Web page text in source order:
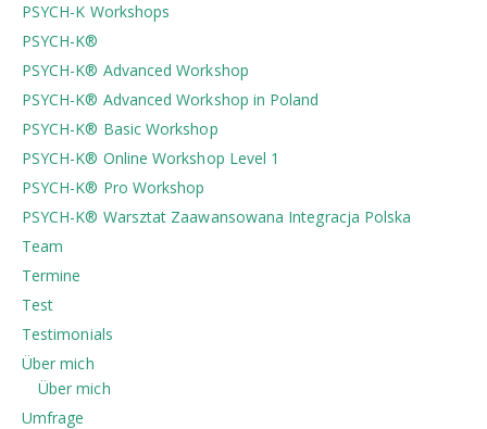
PSYCH-K Workshops
PSYCH-K®
PSYCH-K® Advanced Workshop
PSYCH-K® Advanced Workshop in Poland
PSYCH-K® Basic Workshop
PSYCH-K® Online Workshop Level 1
PSYCH-K® Pro Workshop
PSYCH-K®️ Warsztat Zaawansowana Integracja Polska
Team
Termine
Test
Testimonials
Über mich
Über mich
Umfrage